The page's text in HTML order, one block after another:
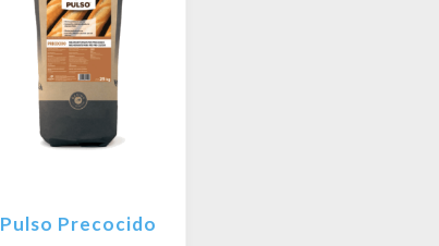
Pulso Precocido